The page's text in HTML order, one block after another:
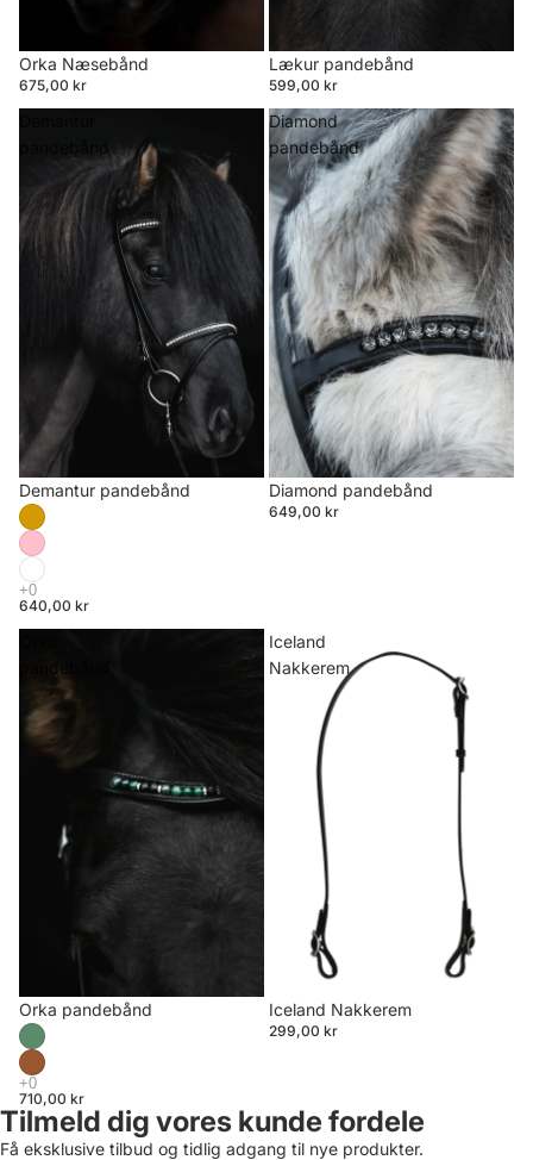
Orka Næsebånd
675,00 kr
Lækur pandebånd
599,00 kr
Demantur pandebånd
640,00 kr
Diamond
pandebånd
Diamond pandebånd
649,00 kr
Orka pandebånd
710,00 kr
Iceland
Nakkerem
Iceland Nakkerem
299,00 kr
Tilmeld dig vores kunde fordele
Få eksklusive tilbud og tidlig adgang til nye produkter.